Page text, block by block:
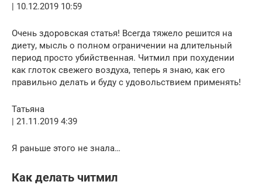
| 10.12.2019 10:59
Очень здоровская статья! Всегда тяжело решится на
диету, мысль о полном ограничении на длительный
период просто убийственная. Читмил при похудении
как глоток свежего воздуха, теперь я знаю, как его
правильно делать и буду с удовольствием применять!
Татьяна
| 21.11.2019 4:39
Я раньше этого не знала…
Как делать читмил